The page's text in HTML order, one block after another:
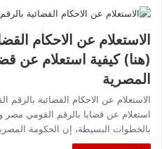
الاستعلام عن الاحكام
(هنا) كيفية استعلام عن
المصرية
الاستعلام عن الاحكام القضائية
استعلام عن قضايا بالرقم القومي
بالخطوات البسيطة، إن الحكومة